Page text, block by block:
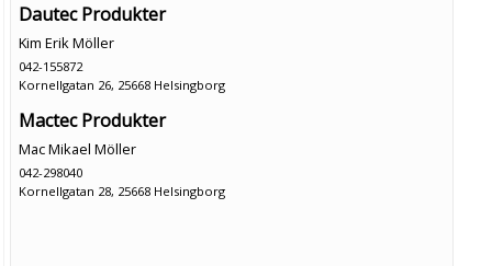
Dautec Produkter
Kim Erik Möller
042-155872
Kornellgatan 26, 25668 Helsingborg
Mactec Produkter
Mac Mikael Möller
042-298040
Kornellgatan 28, 25668 Helsingborg